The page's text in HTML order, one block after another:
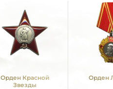
Орден Красной
Звезды
Орден